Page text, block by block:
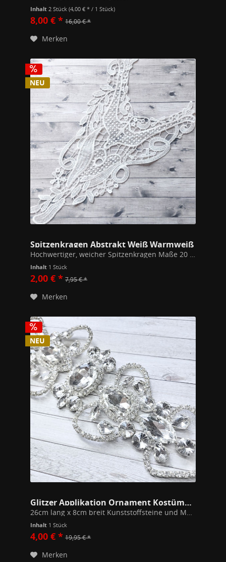
Inhalt 2 Stück(4,00 € * / 1 Stück)
8,00 € * 16,00 € *
Merken
NEU
Spitzenkragen Abstrakt Weiß Warmweiß
Hochwertiger, weicher Spitzenkragen Maße 20 x 33 cm 100% Polyester
Inhalt 1 Stück
2,00 € * 7,95 € *
Merken
NEU
Glitzer Applikation Ornament Kostümschmuck zum...
26cm lang x 8cm breit Kunststoffsteine und Modeschmuck Metall. Zum Basteln für opulente Werke.
Inhalt 1 Stück
4,00 € * 19,95 € *
Merken